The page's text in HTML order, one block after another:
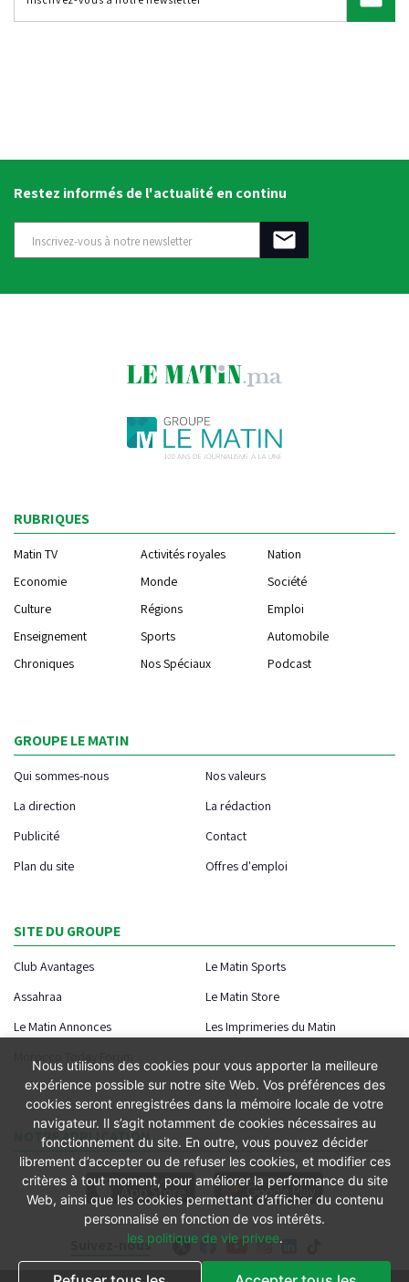
Restez informés de l'actualité en continu
Suivez-nous
RUBRIQUES
Matin TV Activités royales
Nation
Economie
Monde
Société
Culture
Régions
Emploi
Enseignement
Sports
Automobile
Chroniques
Nos Spéciaux Podcast
GROUPE LE MATIN
Qui sommes-nous
Nos valeurs
La direction
La rédaction
Publicité
Contact
Plan du site
Offres d'emploi
SITE DU GROUPE
Club Avantages
Le Matin Sports
Assahraa
Le Matin Store
Le Matin Annonces
Les Imprimeries du Matin
Morocco Today Forum
NOTRE APPLICATION
Nous utilisons des cookies pour vous apporter la meilleure
expérience possible sur notre site Web. Vos préférences des
cookies seront enregistrées dans la mémoire locale de votre
navigateur. Il s’agit notamment de cookies nécessaires au
fonctionnement du site. En outre, vous pouvez décider
librement d’accepter ou de refuser les cookies, et modifier ces
critères à tout moment, pour améliorer la performance du site
Web, ainsi que les cookies permettant d’afficher du contenu
personnalisé en fonction de vos intérêts.
les politique de vie privee.